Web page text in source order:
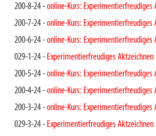
200-8-24 -online-Kurs: Experimentierfreudiges
200-7-24 -online-Kurs: Experimentierfreudiges
200-6-24 -online-Kurs: Experimentierfreudiges
029-1-24 - Experimentierfreudiges Aktzeichnen
200-5-24 -online-Kurs: Experimentierfreudiges
200-4-24 -online-Kurs: Experimentierfreudiges
200-3-24 -online-Kurs: Experimentierfreudiges
029-3-24 - Experimentierfreudiges Aktzeichnen